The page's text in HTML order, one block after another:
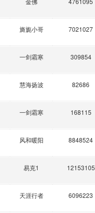
旖旎小哥 7021027
一剑霜寒 309854
慧海扬波 82686
一剑霜寒 168115
风和暖阳 8848524
易克1 12153105
天涯行者 6096223